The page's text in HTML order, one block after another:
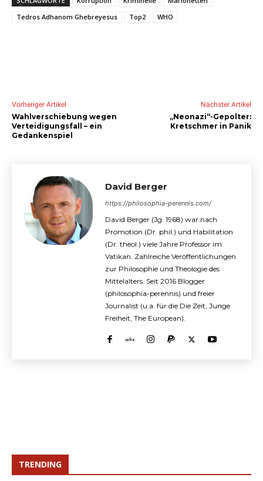
Tedros Adhanom Ghebreyesus
Top2 WHO
Vorheriger Artikel
Wahlverschiebung wegen
Verteidigungsfall – ein
Gedankenspiel
Nächster Artikel
„Neonazi“-Gepolter:
Kretschmer in Panik
David Berger
https://philosophia-perennis.com/
David Berger (Jg. 1968) war nach
Promotion (Dr. phil.) und Habilitation
(Dr. theol.) viele Jahre Professor im
Vatikan. Zahlreiche Veröffentlichungen
zur Philosophie und Theologie des
Mittelalters. Seit 2016 Blogger
(philosophia-perennis) und freier
Journalist (u.a. für die Die Zeit, Junge
Freiheit, The European).
TRENDING